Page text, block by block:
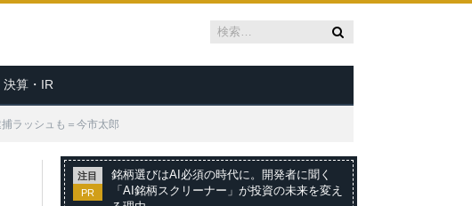
決算・IR
ラッシュも＝今市太郎
注目
PR
銘柄選びはAI必須の時代に。開発者に聞く
「AI銘柄スクリーナー」が投資の未来を変え